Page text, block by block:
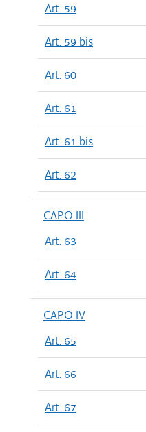
Art. 59
Art. 59 bis
Art. 60
Art. 61
Art. 61 bis
Art. 62
CAPO III
Art. 63
Art. 64
CAPO IV
Art. 65
Art. 66
Art. 67